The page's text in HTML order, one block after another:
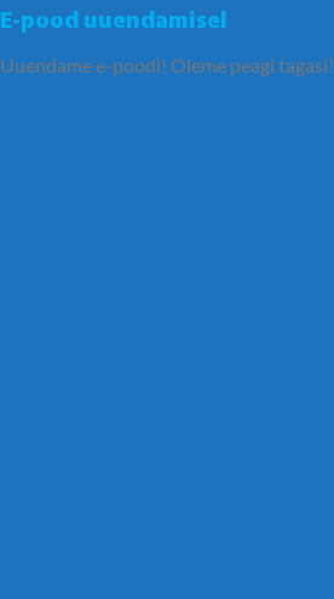
E-pood uuendamisel
Uuendame e-poodi! Oleme peagi tagasi!